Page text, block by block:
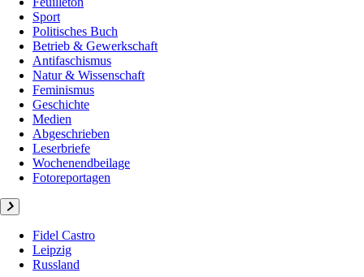
Sport
Politisches Buch
Betrieb & Gewerkschaft
Antifaschismus
Natur & Wissenschaft
Feminismus
Geschichte
Medien
Abgeschrieben
Leserbriefe
Wochenendbeilage
Fotoreportagen
Fidel Castro
Leipzig
Russland